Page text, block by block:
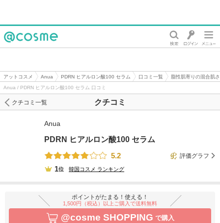
アットコスメ Anua PDRN ヒアルロン酸100 セラム 口コミ一覧
脂性肌寄りの混合肌
Anua / PDRN ヒアルロン酸100 セラム 口コミ
クチコミ
クチコミ一覧
Anua
PDRN ヒアルロン酸100 セラム
5.2
評価グラフ
1位 韓国コスメ ランキング
ポイントがたまる！使える！
1,500円（税込）以上ご購入で送料無料
@cosme SHOPPING で購入